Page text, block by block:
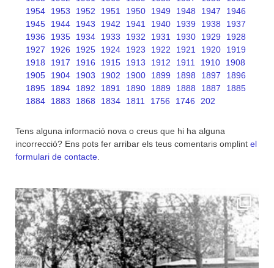
1954
1953 1952 1951 1950 1949 1948 1947
1946
1945
1944 1943 1942 1941 1940 1939 1938
1937
1936
1935 1934 1933 1932 1931 1930 1929
1928
1927
1926 1925 1924 1923 1922 1921 1920
1919
1918
1917 1916 1915 1913 1912 1911 1910
1908
1905
1904 1903 1902 1900 1899 1898 1897
1896
1895
1894 1892 1891 1890 1889 1888 1887
1885
1884
1883 1868 1834 1811 1756 1746 202
Tens alguna informació nova o creus que hi ha alguna
incorrecció? Ens pots fer arribar els teus comentaris omplint el
formulari de contacte